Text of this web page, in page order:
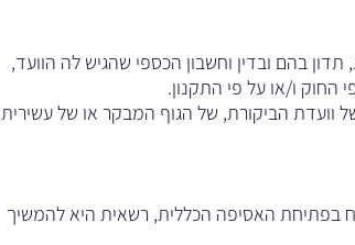
בהם ובדין וחשבון הכספי שהגיש לה הוועד,
החוק ו/או על פי התקנון.
וועדת הביקורת, של הגוף המבקר או של עשירית
בפתיחת האסיפה הכללית, רשאית היא להמשיך